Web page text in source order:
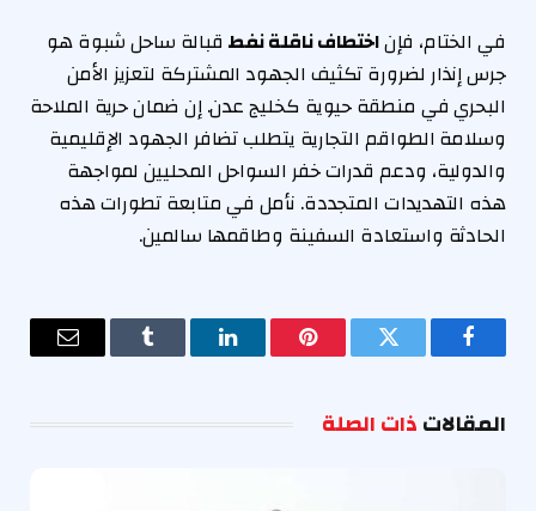
في الختام، فإناختطاف ناقلة نفط قبالة ساحل شبوة هو
جرس إنذار لضرورة تكثيف الجهود المشتركة لتعزيز الأمن
البحري في منطقة حيوية كخليج عدن. إن ضمان حرية الملاحة
وسلامة الطواقم التجارية يتطلب تضافر الجهود الإقليمية
والدولية، ودعم قدرات خفر السواحل المحليين لمواجهة
هذه التهديدات المتجددة. نأمل في متابعة تطورات هذه
الحادثة واستعادة السفينة وطاقمها سالمين.
فيسبوك تويتر بينتيريستلينكدإن Tumblr
البريد
المقالاتذات الصلة